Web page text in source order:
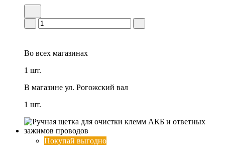
Во всех магазинах
1 шт.
В магазине ул. Рогожский вал
1 шт.
Покупай выгодно